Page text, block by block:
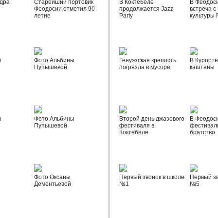
Старейший портовик
Феодосии отметил 90-
летие
Фото Альбины
Пупышевой
Фото Альбины
Пупышевой
Фото Оксаны
Дементьевой
В Коктебеле
продолжается Jazz
Party
В
встреча
культуры
Генуэзская крепость
погрязла в мусоре
В
каштаны
Второй день джазового
фестиваля в
Коктебеле
В
братство
Первый звонок в школе
№1
Первый
№5